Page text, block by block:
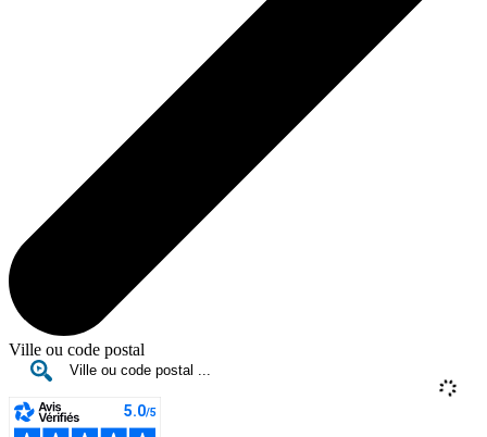
Ville ou code postal